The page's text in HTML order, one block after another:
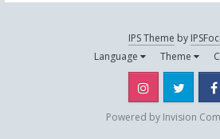
IPS Theme by
Language
Theme
Instagram
Powered by Invision